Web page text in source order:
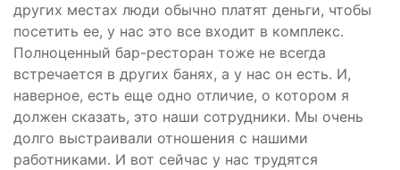
других местах люди обычно платят деньги, чтобы
посетить ее, у нас это все входит в комплекс.
Полноценный бар-ресторан тоже не всегда
встречается в других банях, а у нас он есть. И,
наверное, есть еще одно отличие, о котором я
должен сказать, это наши сотрудники. Мы очень
долго выстраивали отношения с нашими
работниками. И вот сейчас у нас трудятся